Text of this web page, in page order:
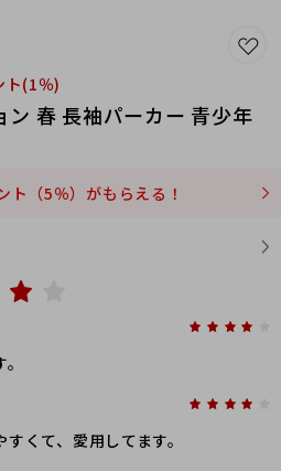
ト(1％)
春 長袖パーカー 青少年
ト（5％）がもらえる！
くて、愛用してます。